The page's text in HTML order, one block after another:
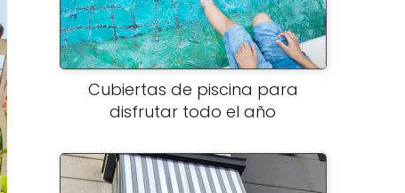
Cubiertas de piscina para
disfrutar todo el año